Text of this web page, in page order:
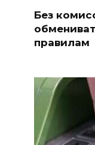
Без
правилам